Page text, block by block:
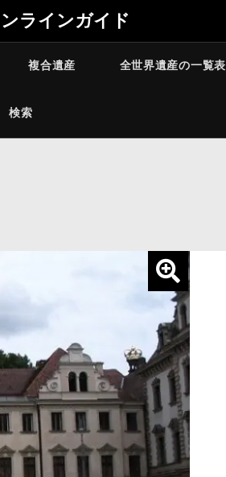
ラインガイド
複合遺産 全世界遺産の一覧表
検索